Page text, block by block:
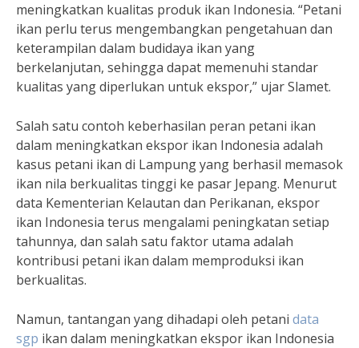
meningkatkan kualitas produk ikan Indonesia. “Petani
ikan perlu terus mengembangkan pengetahuan dan
keterampilan dalam budidaya ikan yang
berkelanjutan, sehingga dapat memenuhi standar
kualitas yang diperlukan untuk ekspor,” ujar Slamet.
Salah satu contoh keberhasilan peran petani ikan
dalam meningkatkan ekspor ikan Indonesia adalah
kasus petani ikan di Lampung yang berhasil memasok
ikan nila berkualitas tinggi ke pasar Jepang. Menurut
data Kementerian Kelautan dan Perikanan, ekspor
ikan Indonesia terus mengalami peningkatan setiap
tahunnya, dan salah satu faktor utama adalah
kontribusi petani ikan dalam memproduksi ikan
berkualitas.
Namun, tantangan yang dihadapi oleh petani data
sgp ikan dalam meningkatkan ekspor ikan Indonesia